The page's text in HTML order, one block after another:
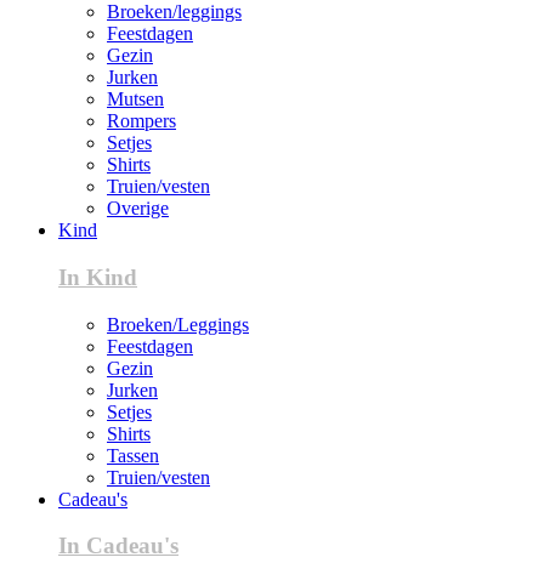
Broeken/leggings
Feestdagen
Gezin
Jurken
Mutsen
Rompers
Setjes
Shirts
Truien/vesten
Overige
Kind
In Kind
Broeken/Leggings
Feestdagen
Gezin
Jurken
Setjes
Shirts
Tassen
Truien/vesten
Cadeau's
In Cadeau's